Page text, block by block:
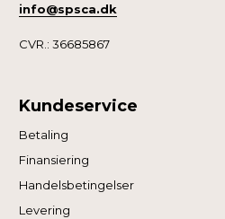
info@spsca.dk
CVR.: 36685867
Kundeservice
Betaling
Finansiering
Handelsbetingelser
Levering